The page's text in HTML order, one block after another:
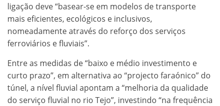
ligação deve “basear-se em modelos de transporte
mais eficientes, ecológicos e inclusivos,
nomeadamente através do reforço dos serviços
ferroviários e fluviais”.
Entre as medidas de “baixo e médio investimento e
curto prazo”, em alternativa ao “projecto faraónico” do
túnel, a nível fluvial apontam a “melhoria da qualidade
do serviço fluvial no rio Tejo”, investindo “na frequência